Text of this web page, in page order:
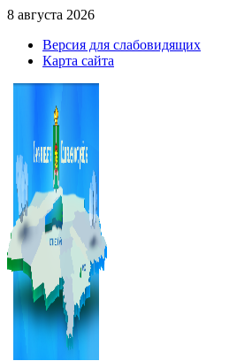
8 августа 2026
Версия для слабовидящих
Карта сайта